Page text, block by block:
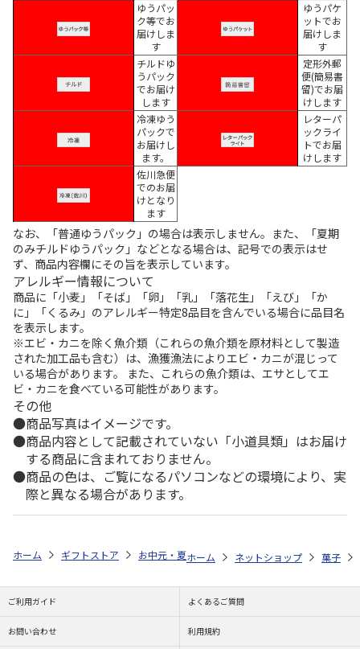
ゆうパッ
ク等でお
届けしま
す
ゆうパケ
ットでお
届けしま
す
チルドゆ
うパック
でお届け
します
定形外郵
便(簡易書
留)でお届
けします
冷凍ゆう
パックで
お届けし
ます。
レターパ
ックライ
トでお届
けします
佐川急便
でのお届
けとなり
ます
なお、「普通ゆうパック」の場合は表示しません。また、「夏期
のみチルドゆうパック」などとなる場合は、記号での表示はせ
ず、商品内容欄にその旨を表示しています。
アレルギー情報について
商品に「小麦」「そば」「卵」「乳」「落花生」「えび」「か
に」「くるみ」のアレルギー特定8品目を含んでいる場合に品目名
を表示します。
※エビ・カニを除く魚介類（これらの魚介類を原材料として製造
された加工品も含む）は、漁獲漁法によりエビ・カニが混じって
いる場合があります。 また、これらの魚介類は、エサとしてエ
ビ・カニを食べている可能性があります。
その他
商品写真はイメージです。
商品内容として記載されていない「小道具類」はお届け
する商品に含まれておりません。
商品の色は、ご覧になるパソコンなどの環境により、実
際と異なる場合があります。
ホーム ギフトストア お中元・夏ギフト特集 2026 ゆうゆうギフト
ホーム ネットショップ 菓子
ご利用ガイド よくあるご質問
お問い合わせ 利用規約